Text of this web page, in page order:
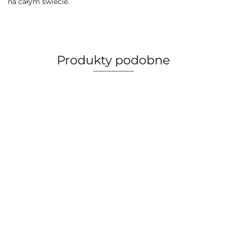
Produkty podobne